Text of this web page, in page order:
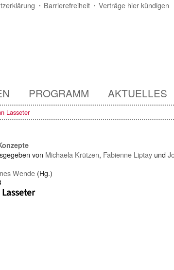
Barrierefreiheit Verträge hier kündigen
PROGRAMM AKTUELLES
Lasseter
von Michaela Krützen, Fabienne Liptay und
Wende (Hg.)